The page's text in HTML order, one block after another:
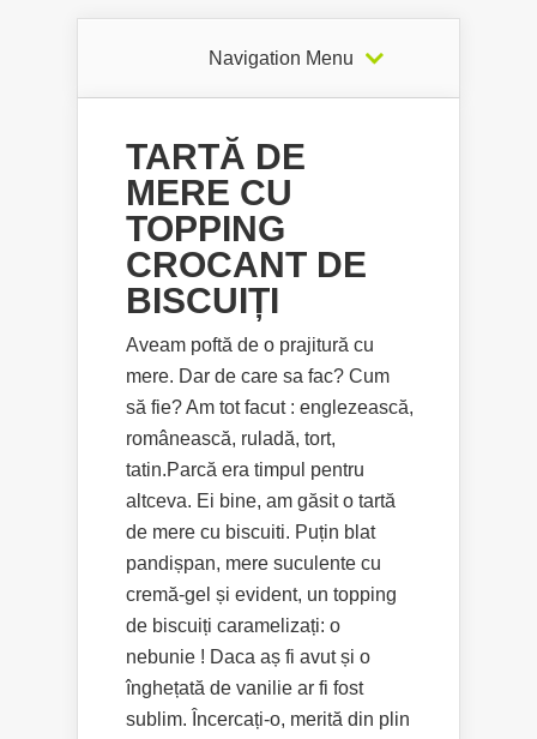
Navigation Menu
TARTĂ DE
MERE CU
TOPPING
CROCANT DE
BISCUIȚI
Aveam poftă de o prajitură cu
mere. Dar de care sa fac? Cum
să fie? Am tot facut : englezească,
românească, ruladă, tort,
tatin.Parcă era timpul pentru
altceva. Ei bine, am găsit o tartă
de mere cu biscuiti. Puțin blat
pandișpan, mere suculente cu
cremă-gel și evident, un topping
de biscuiți caramelizați: o
nebunie ! Daca aș fi avut și o
înghețată de vanilie ar fi fost
sublim. Încercați-o, merită din plin